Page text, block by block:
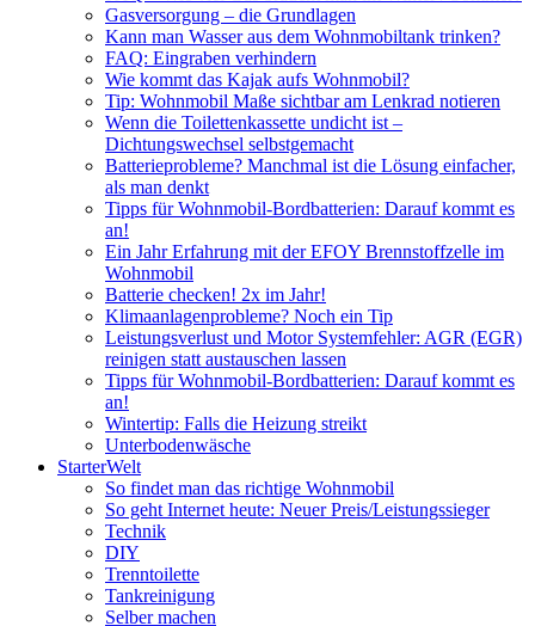
Gasversorgung – die Grundlagen
Kann man Wasser aus dem Wohnmobiltank trinken?
FAQ: Eingraben verhindern
Wie kommt das Kajak aufs Wohnmobil?
Tip: Wohnmobil Maße sichtbar am Lenkrad notieren
Wenn die Toilettenkassette undicht ist –
Dichtungswechsel selbstgemacht
Batterieprobleme? Manchmal ist die Lösung einfacher,
als man denkt
Tipps für Wohnmobil-Bordbatterien: Darauf kommt es
an!
Ein Jahr Erfahrung mit der EFOY Brennstoffzelle im
Wohnmobil
Batterie checken! 2x im Jahr!
Klimaanlagenprobleme? Noch ein Tip
Leistungsverlust und Motor Systemfehler: AGR (EGR)
reinigen statt austauschen lassen
Tipps für Wohnmobil-Bordbatterien: Darauf kommt es
an!
Wintertip: Falls die Heizung streikt
Unterbodenwäsche
StarterWelt
So findet man das richtige Wohnmobil
So geht Internet heute: Neuer Preis/Leistungssieger
Technik
DIY
Trenntoilette
Tankreinigung
Selber machen